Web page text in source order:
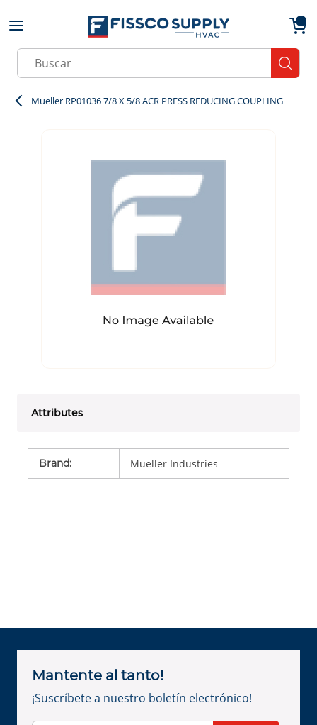
Skip to main content
Site Search
Mueller RP01036 7/8 X 5/8 ACR PRESS REDUCING COUPLING
Attributes
Brand: Mueller Industries
Mantente al tanto!
¡Suscríbete a nuestro boletín electrónico!